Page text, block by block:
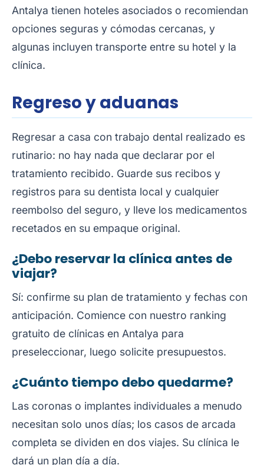
Antalya tienen hoteles asociados o recomiendan
opciones seguras y cómodas cercanas, y
algunas incluyen transporte entre su hotel y la
clínica.
Regreso y aduanas
Regresar a casa con trabajo dental realizado es
rutinario: no hay nada que declarar por el
tratamiento recibido. Guarde sus recibos y
registros para su dentista local y cualquier
reembolso del seguro, y lleve los medicamentos
recetados en su empaque original.
¿Debo reservar la clínica antes de
viajar?
Sí: confirme su plan de tratamiento y fechas con
anticipación. Comience con nuestro ranking
gratuito de clínicas en Antalya para
preseleccionar, luego solicite presupuestos.
¿Cuánto tiempo debo quedarme?
Las coronas o implantes individuales a menudo
necesitan solo unos días; los casos de arcada
completa se dividen en dos viajes. Su clínica le
dará un plan día a día.